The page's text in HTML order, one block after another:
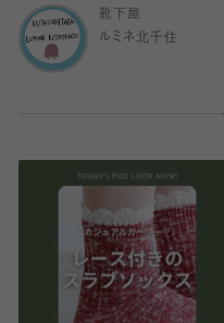
靴下屋
ルミネ北千住